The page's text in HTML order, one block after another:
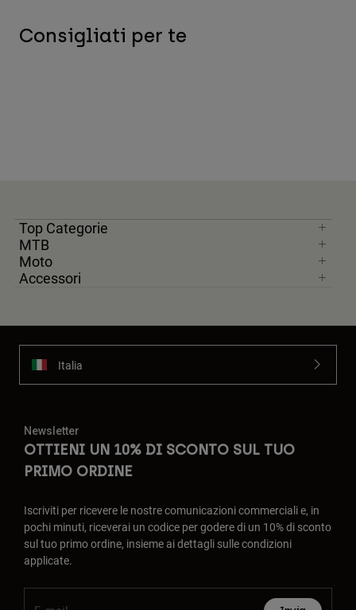
Consigliati per te
Top Categorie
MTB
Moto
Accessori
Italia
Newsletter
OTTIENI UN 10% DI SCONTO SUL TUO
PRIMO ORDINE
Iscriviti per ricevere le nostre comunicazioni commerciali e, in
pochi minuti, riceverai un codice per godere di un 10% di sconto
sul tuo primo ordine, insieme ai dettagli sulle condizioni
applicate.